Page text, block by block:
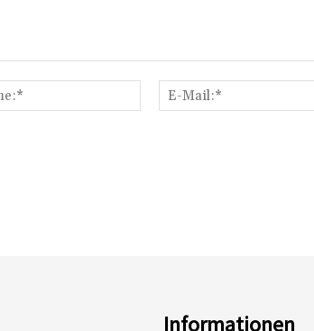
Name:*
Informationen